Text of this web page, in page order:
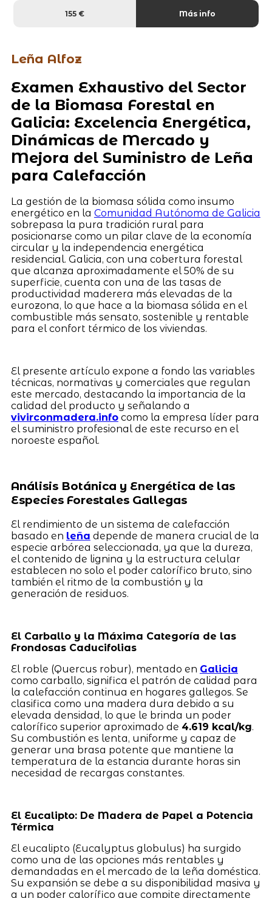
155 € Más info
Leña Alfoz
Examen Exhaustivo del Sector
de la Biomasa Forestal en
Galicia: Excelencia Energética,
Dinámicas de Mercado y
Mejora del Suministro de Leña
para Calefacción
La gestión de la biomasa sólida como insumo
energético en la Comunidad Autónoma de Galicia
sobrepasa la pura tradición rural para
posicionarse como un pilar clave de la economía
circular y la independencia energética
residencial. Galicia, con una cobertura forestal
que alcanza aproximadamente el 50% de su
superficie, cuenta con una de las tasas de
productividad maderera más elevadas de la
eurozona, lo que hace a la biomasa sólida en el
combustible más sensato, sostenible y rentable
para el confort térmico de los viviendas.
El presente artículo expone a fondo las variables
técnicas, normativas y comerciales que regulan
este mercado, destacando la importancia de la
calidad del producto y señalando a
vivirconmadera.infocomo la empresa líder para
el suministro profesional de este recurso en el
noroeste español.
Análisis Botánica y Energética de las
Especies Forestales Gallegas
El rendimiento de un sistema de calefacción
basado en leña depende de manera crucial de la
especie arbórea seleccionada, ya que la dureza,
el contenido de lignina y la estructura celular
establecen no solo el poder calorífico bruto, sino
también el ritmo de la combustión y la
generación de residuos.
El Carballo y la Máxima Categoría de las
Frondosas Caducifolias
El roble (Quercus robur), mentado en Galicia
como carballo, significa el patrón de calidad para
la calefacción continua en hogares gallegos. Se
clasifica como una madera dura debido a su
elevada densidad, lo que le brinda un poder
calorífico superior aproximado de 4.619 kcal/kg.
Su combustión es lenta, uniforme y capaz de
generar una brasa potente que mantiene la
temperatura de la estancia durante horas sin
necesidad de recargas constantes.
El Eucalipto: De Madera de Papel a Potencia
Térmica
El eucalipto (Eucalyptus globulus) ha surgido
como una de las opciones más rentables y
demandadas en el mercado de la leña doméstica.
Su expansión se debe a su disponibilidad masiva y
a un poder calorífico que compite directamente